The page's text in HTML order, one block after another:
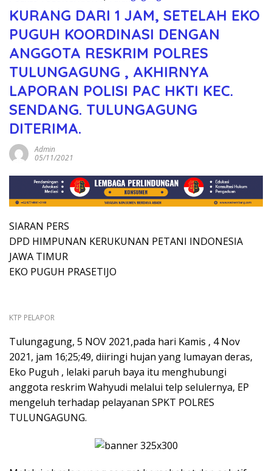
KURANG DARI 1 JAM, SETELAH EKO
PUGUH KOORDINASI DENGAN
ANGGOTA RESKRIM POLRES
TULUNGAGUNG , AKHIRNYA
LAPORAN POLISI PAC HKTI KEC.
SENDANG. TULUNGAGUNG
DITERIMA.
Admin
05/11/2021
SIARAN PERS
DPD HIMPUNAN KERUKUNAN PETANI INDONESIA
JAWA TIMUR
EKO PUGUH PRASETIJO
KTP PELAPOR
Tulungagung, 5 NOV 2021,pada hari Kamis , 4 Nov
2021, jam 16;25;49, diiringi hujan yang lumayan deras,
Eko Puguh , lelaki paruh baya itu menghubungi
anggota reskrim Wahyudi melalui telp selulernya, EP
mengeluh terhadap pelayanan SPKT POLRES
TULUNGAGUNG.